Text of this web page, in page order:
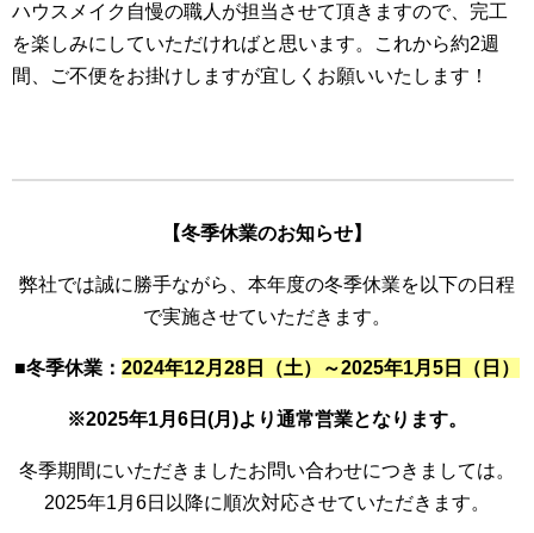
ハウスメイク自慢の職人が担当させて頂きますので、完工
を楽しみにしていただければと思います。これから約2週
間、ご不便をお掛けしますが宜しくお願いいたします！
【冬季休業のお知らせ】
弊社では誠に勝手ながら、本年度の冬季休業を以下の日程
で実施させていただきます。
■冬季休業： 2024年12月28日（土）～2025年1月5日（日）
※2025年1月6日(月)より通常営業となります。
冬季期間にいただきましたお問い合わせにつきましては。
2025年1月6日以降に順次対応させていただきます。